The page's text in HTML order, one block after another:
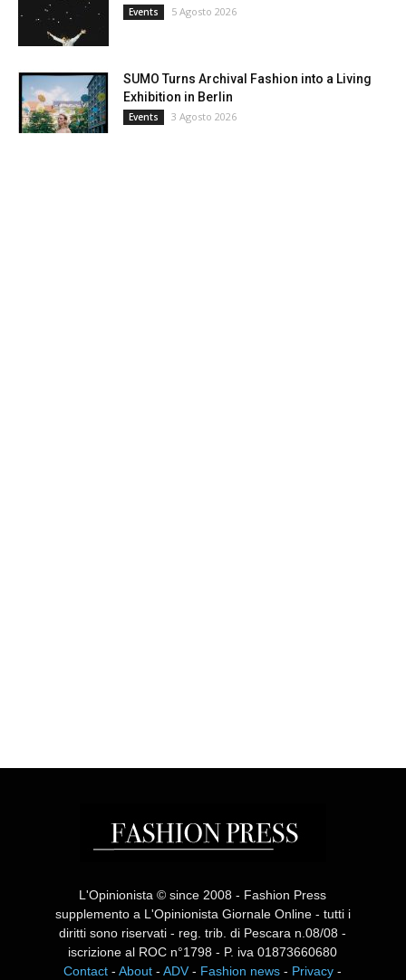
Events 5 Agosto 2026
SUMO Turns Archival Fashion into a Living
Exhibition in Berlin
Events 3 Agosto 2026
L'Opinionista © since 2008 - Fashion Press
supplemento a L'Opinionista Giornale Online - tutti i
diritti sono riservati - reg. trib. di Pescara n.08/08 -
iscrizione al ROC n°1798 - P. iva 01873660680
Contact -About -ADV - Fashion news - Privacy -